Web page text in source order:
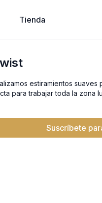
Tienda
estiramientos
para trabajar toda la zona
Suscríbete